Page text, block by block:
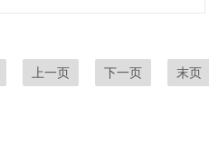
上一页 下一页 末页